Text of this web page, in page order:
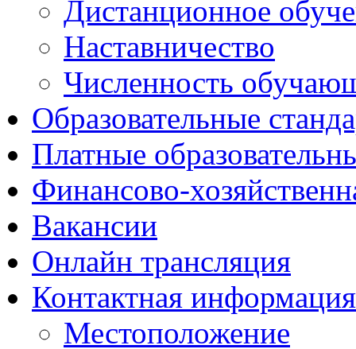
Дистанционное
Наставничество
Численность
Образовательные
Платные
Финансово-
Вакансии
Онлайн трансляция
Контактная информация
Местоположение